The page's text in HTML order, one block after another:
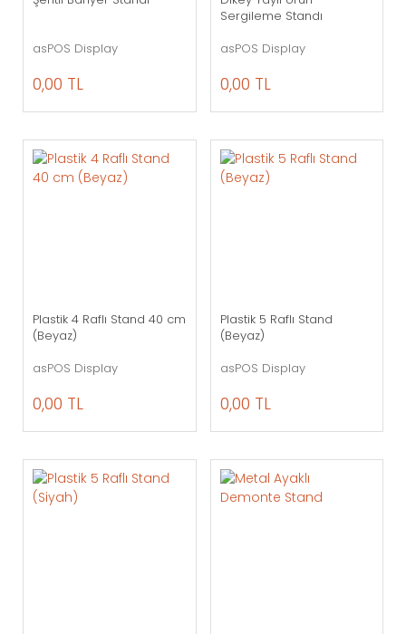
asPOS Display
0,00 TL
Sergileme Standı
asPOS Display
0,00 TL
Plastik 4 Raflı Stand 40 cm
(Beyaz)
asPOS Display
0,00 TL
Plastik 5 Raflı Stand
(Beyaz)
asPOS Display
0,00 TL